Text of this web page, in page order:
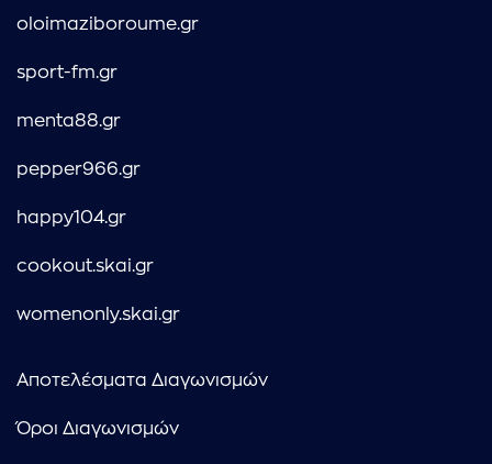
oloimaziboroume.gr
sport-fm.gr
menta88.gr
pepper966.gr
happy104.gr
cookout.skai.gr
womenonly.skai.gr
Αποτελέσματα Διαγωνισμών
Όροι Διαγωνισμών